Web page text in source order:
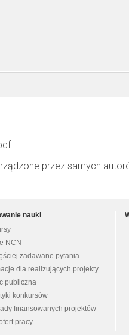
przez samych
nauki
NCN
zadawane pytania
dla realizujących projekty
publiczna
konkursów
finansowanych projektów
pracy